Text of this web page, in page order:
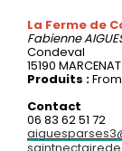
La Ferme de
Fabienne
Condeval
15190 MARCENAT
Produits :
Contact
06 83 62 51 72